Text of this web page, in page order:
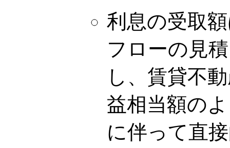
利息の受取
フローの見
し、賃貸不
益相当額の
に伴って直